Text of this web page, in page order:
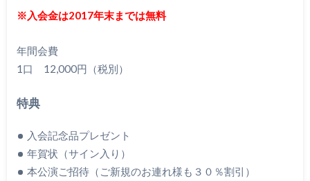
※入会金は2017年末までは無料
年間会費
1口 12,000円（税別）
特典
入会記念品プレゼント
年賀状（サイン入り）
本公演ご招待（ご新規のお連れ様も３０％割引）